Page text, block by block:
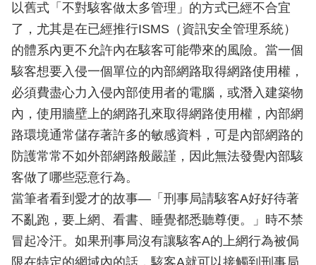
以舊式「不對駭客做太多管理」的方式已經不合宜
了，尤其是在已經推行ISMS（資訊安全管理系統）
的體系內更不允許內在駭客可能帶來的風險。當一個
駭客想要入侵一個單位的內部網路取得網路使用權，
必須費盡心力入侵內部使用者的電腦，或潛入建築物
內，使用牆壁上的網路孔來取得網路使用權，內部網
路環境通常儲存著許多的敏感資料，可是內部網路的
防護常常不如外部網路般嚴謹，因此無法發覺內部駭
客做了哪些惡意行為。
當筆者看到愛才的故事―「刑事局請駭客A好好待著
不亂跑，要上網、看書、睡覺都悉聽尊便。」時不禁
冒起冷汗。如果刑事局沒有讓駭客A的上網行為被侷